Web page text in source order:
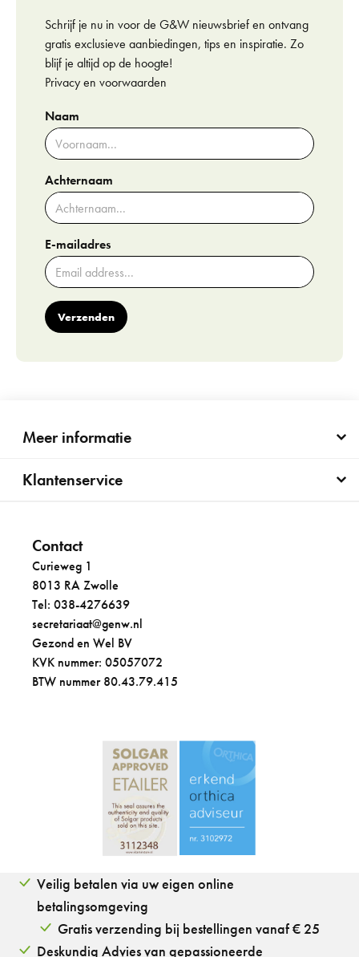
Schrijf je nu in voor de G&W nieuwsbrief en ontvang
gratis exclusieve aanbiedingen, tips en inspiratie. Zo
blijf je altijd op de hoogte!
Privacy en voorwaarden
Naam
Achternaam
E-mailadres
Verzenden
Meer informatie
Klantenservice
Contact
Curieweg 1
8013 RA Zwolle
Tel: 038-4276639
secretariaat@genw.nl
Gezond en Wel BV
KVK nummer: 05057072
BTW nummer 80.43.79.415
Veilig betalen via uw eigen online
betalingsomgeving
Gratis verzending bij bestellingen vanaf € 25
Deskundig Advies van gepassioneerde